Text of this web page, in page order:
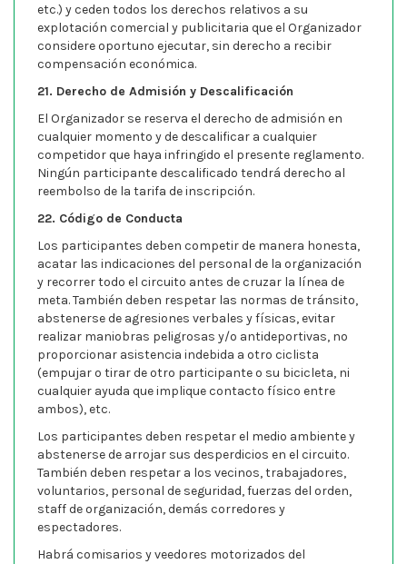
etc.) y ceden todos los derechos relativos a su
explotación comercial y publicitaria que el Organizador
considere oportuno ejecutar, sin derecho a recibir
compensación económica.
21. Derecho de Admisión y Descalificación
El Organizador se reserva el derecho de admisión en
cualquier momento y de descalificar a cualquier
competidor que haya infringido el presente reglamento.
Ningún participante descalificado tendrá derecho al
reembolso de la tarifa de inscripción.
22. Código de Conducta
Los participantes deben competir de manera honesta,
acatar las indicaciones del personal de la organización
y recorrer todo el circuito antes de cruzar la línea de
meta. También deben respetar las normas de tránsito,
abstenerse de agresiones verbales y físicas, evitar
realizar maniobras peligrosas y/o antideportivas, no
proporcionar asistencia indebida a otro ciclista
(empujar o tirar de otro participante o su bicicleta, ni
cualquier ayuda que implique contacto físico entre
ambos), etc.
Los participantes deben respetar el medio ambiente y
abstenerse de arrojar sus desperdicios en el circuito.
También deben respetar a los vecinos, trabajadores,
voluntarios, personal de seguridad, fuerzas del orden,
staff de organización, demás corredores y
espectadores.
Habrá comisarios y veedores motorizados del